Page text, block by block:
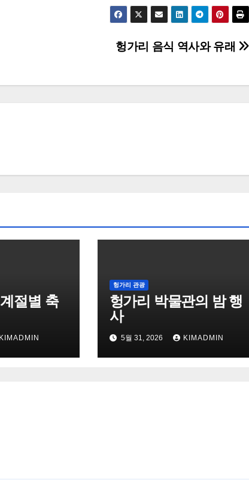
헝가리 음식 역사와 유래
절별 축
KIMADMIN
헝가리 관광
헝가리 박물관의 밤 행
사
5월 31, 2026 KIMADMIN